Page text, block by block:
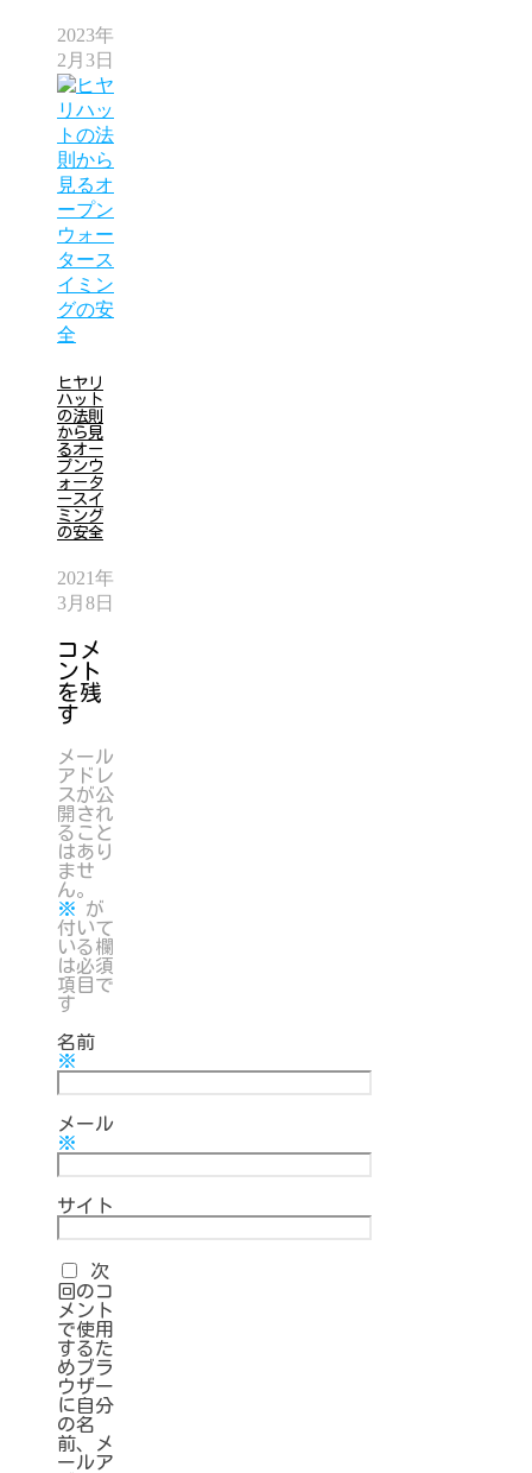
2023年
2月3日
ヒヤリ
ハット
の法則
から見
るオー
プンウ
ォータ
ースイ
ミング
の安全
2021年
3月8日
コメ
ント
を残
す
メール
アドレ
スが公
開され
ること
はあり
ませ
ん。
※ が
付いて
いる欄
は必須
項目で
す
名前
※
メール
※
サイト
次
回のコ
メント
で使用
するた
めブラ
ウザー
に自分
の名
前、メ
ールア